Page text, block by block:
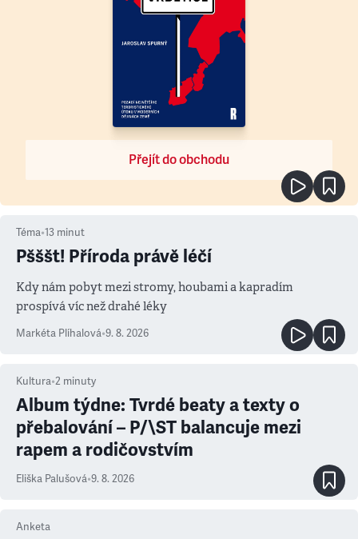
Přejít do obchodu
Téma•13 minut
Pšššt! Příroda právě léčí
Kdy nám pobyt mezi stromy, houbami a kapradím
prospívá víc než drahé léky
Markéta Plíhalová•9. 8. 2026
Kultura•2 minuty
Album týdne: Tvrdé beaty a texty o
přebalování – P/\ST balancuje mezi
rapem a rodičovstvím
Eliška Palušová•9. 8. 2026
Anketa